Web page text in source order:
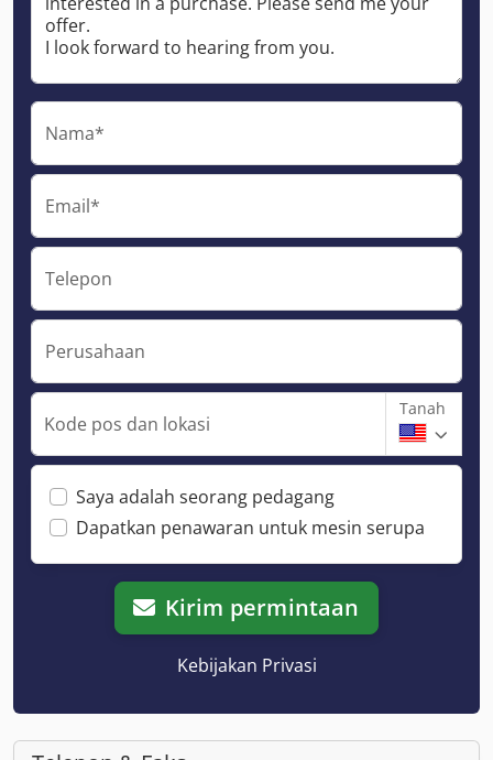
Nama*
Email*
Telepon
Perusahaan
Kode pos dan lokasi
Tanah
Saya adalah seorang pedagang
Dapatkan penawaran untuk mesin serupa
Kirim permintaan
Kebijakan Privasi